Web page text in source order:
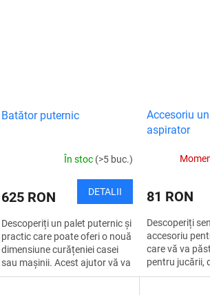
Batător puternic
În stoc (>5 buc.)
625 RON DETALII
Descoperiți un palet puternic și
practic care poate oferi o nouă
dimensiune curățeniei casei
sau mașinii. Acest ajutor vă va
surprinde prin eficiența,
Accesoriu
aspirator
81 RON
Descoperiți
accesoriu
care vă va
pentru jucării,